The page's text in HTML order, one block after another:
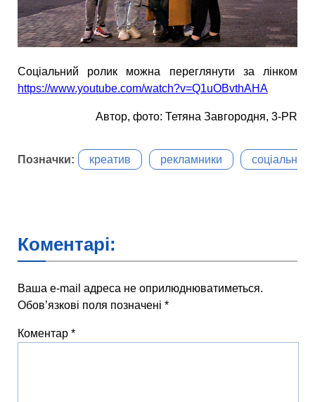
Соціальний ролик можна переглянути за лінком
https://www.youtube.com/watch?v=Q1uOBvthAHA
Автор, фото: Тетяна Завгородня, 3-PR
Позначки: креатив рекламники соціальна
Коментарі:
Ваша e-mail адреса не оприлюднюватиметься.
Обов’язкові поля позначені *
Коментар *